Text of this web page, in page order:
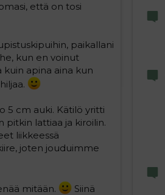
että on tosi
paikallani
kun en voinut
kuin apina aina kun
5 cm auki. Kätilö yritti
pitkin lattiaa ja kiroilin.
liikkeessä
joten jouduimme
mitään.
Siinä